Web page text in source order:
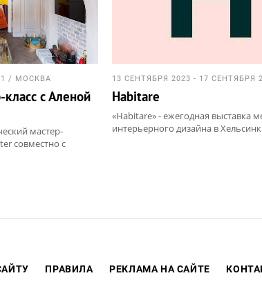
/ МОСКВА
с Аленой
мастер-
совместно с
Habitare
«Habitare» - ежегодная выставка
интерьерного дизайна в
ПРАВИЛА РЕКЛАМА НА САЙТЕ